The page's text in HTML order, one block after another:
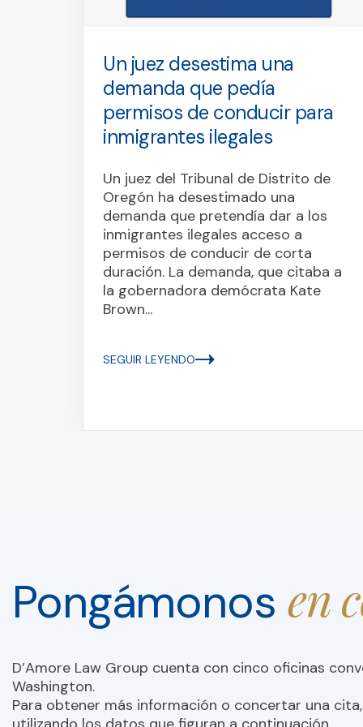
Un juez desestima una
demanda que pedía
permisos de conducir para
inmigrantes ilegales
Un juez del Tribunal de Distrito de
Oregón ha desestimado una
demanda que pretendía dar a los
inmigrantes ilegales acceso a
permisos de conducir de corta
duración. La demanda, que citaba a
la gobernadora demócrata Kate
Brown...
SEGUIR LEYENDO
Pongámonos en
D’Amore Law Group cuenta con cinco oficinas
Washington.
Para obtener más información o concertar una